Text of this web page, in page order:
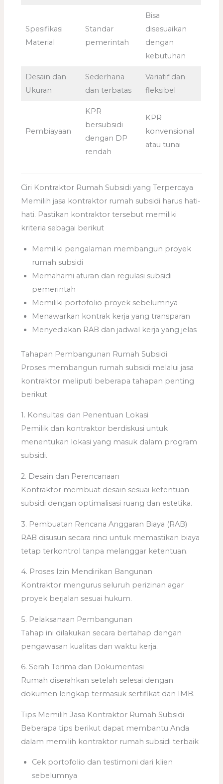
Spesifikasi
Material
Standar
pemerintah
Bisa
disesuaikan
dengan
kebutuhan
Desain dan
Ukuran
Sederhana
dan terbatas
Variatif dan
fleksibel
Pembiayaan
KPR
bersubsidi
dengan DP
rendah
KPR
konvensional
atau tunai
Ciri Kontraktor Rumah Subsidi yang Terpercaya
Memilih jasa kontraktor rumah subsidi harus hati-
hati. Pastikan kontraktor tersebut memiliki
kriteria sebagai berikut
Memiliki pengalaman membangun proyek
rumah subsidi
Memahami aturan dan regulasi subsidi
pemerintah
Memiliki portofolio proyek sebelumnya
Menawarkan kontrak kerja yang transparan
Menyediakan RAB dan jadwal kerja yang jelas
Tahapan Pembangunan Rumah Subsidi
Proses membangun rumah subsidi melalui jasa
kontraktor meliputi beberapa tahapan penting
berikut
1. Konsultasi dan Penentuan Lokasi
Pemilik dan kontraktor berdiskusi untuk
menentukan lokasi yang masuk dalam program
subsidi.
2. Desain dan Perencanaan
Kontraktor membuat desain sesuai ketentuan
subsidi dengan optimalisasi ruang dan estetika.
3. Pembuatan Rencana Anggaran Biaya (RAB)
RAB disusun secara rinci untuk memastikan biaya
tetap terkontrol tanpa melanggar ketentuan.
4. Proses Izin Mendirikan Bangunan
Kontraktor mengurus seluruh perizinan agar
proyek berjalan sesuai hukum.
5. Pelaksanaan Pembangunan
Tahap ini dilakukan secara bertahap dengan
pengawasan kualitas dan waktu kerja.
6. Serah Terima dan Dokumentasi
Rumah diserahkan setelah selesai dengan
dokumen lengkap termasuk sertifikat dan IMB.
Tips Memilih Jasa Kontraktor Rumah Subsidi
Beberapa tips berikut dapat membantu Anda
dalam memilih kontraktor rumah subsidi terbaik
Cek portofolio dan testimoni dari klien
sebelumnya